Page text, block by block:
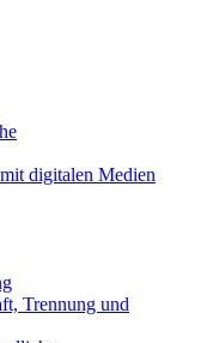
digitalen Medien
Trennung und